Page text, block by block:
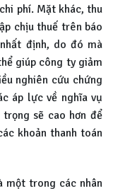
phí. Mặt khác, thu
chịu thuế trên báo
định, do đó mà
giúp công ty giảm
nghiên cứu chứng
áp lực về nghĩa vụ
sẽ cao hơn để
khoản thanh toán
một trong các nhân